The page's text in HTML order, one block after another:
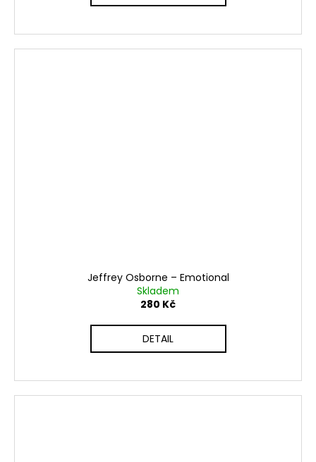
Jeffrey Osborne ‎– Emotional
Skladem
280 Kč
DETAIL